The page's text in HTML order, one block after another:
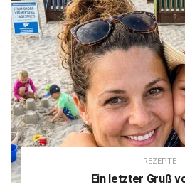
REZEPTE
Ein letzter Gruß